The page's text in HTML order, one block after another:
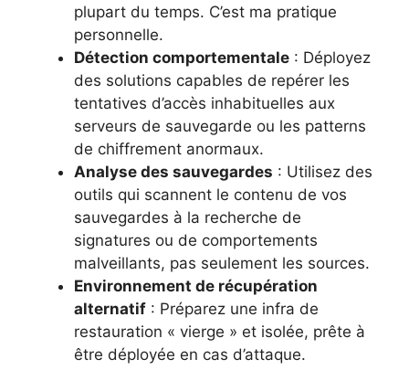
plupart du temps. C’est ma pratique
personnelle.
Détection comportementale : Déployez
des solutions capables de repérer les
tentatives d’accès inhabituelles aux
serveurs de sauvegarde ou les patterns
de chiffrement anormaux.
Analyse des sauvegardes : Utilisez des
outils qui scannent le contenu de vos
sauvegardes à la recherche de
signatures ou de comportements
malveillants, pas seulement les sources.
Environnement de récupération
alternatif : Préparez une infra de
restauration « vierge » et isolée, prête à
être déployée en cas d’attaque.